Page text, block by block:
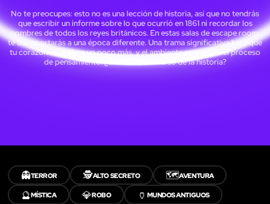
No te preocupes: esto no es una lección de historia, así que no tendrás
que escribir un informe sobre lo que ocurrió en 1861 ni recordar los
nombres de todos los reyes británicos. En estas salas de escape room,
te transportarás a una época diferente. Una trama significativa hará que
tu corazón se acelere un poco más, y el ambiente estimulará el proceso
de pensamiento. ¿Cambiarás el curso de la historia?
👻TERROR 🕵️ALTO SECRETO 🗺️AVENTURA
🔮MÍSTICA 💎ROBO 🏺 MUNDOS ANTIGUOS